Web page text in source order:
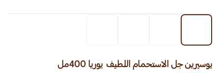
يوسيرين جل الاستحمام اللطيف يوريا 400مل